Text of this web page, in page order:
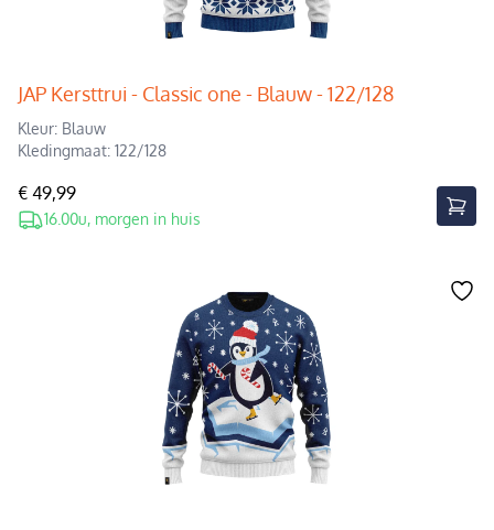
JAP Kersttrui - Classic one - Blauw - 122/128
Kleur: Blauw
Kledingmaat: 122/128
€ 49,99
16.00u, morgen in huis